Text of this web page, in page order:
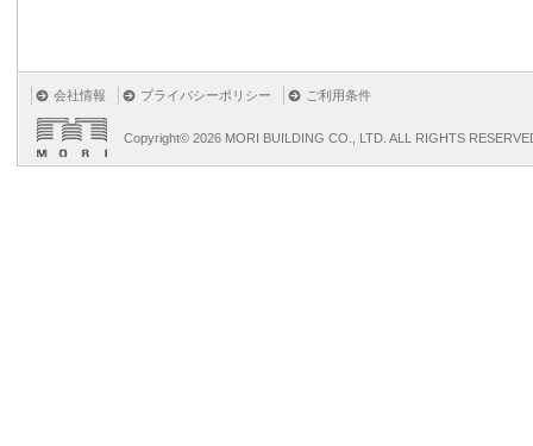
会社情報 プライバシーポリシー ご利用条件
Copyright© 2026 MORI BUILDING CO., LTD. ALL RIGHTS